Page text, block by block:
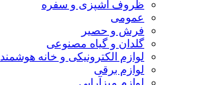
ظروف آشپزی و سفره
عمومی
فرش و حصیر
گلدان و گیاه مصنوعی
لوازم الکترونیکی و خانه هوشمند
لوازم برقی
لوازم میزآرایی